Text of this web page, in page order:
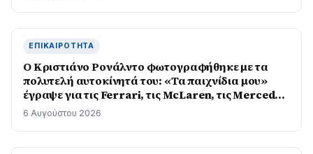
ΕΠΙΚΑΙΡΌΤΗΤΑ
Ο Κριστιάνο Ρονάλντο φωτογραφήθηκε με τα
πολυτελή αυτοκίνητά του: «Τα παιχνίδια μου»
έγραψε για τις Ferrari, τις McLaren, τις Mercedes
και τις Bugatti
6 Αυγούστου 2026